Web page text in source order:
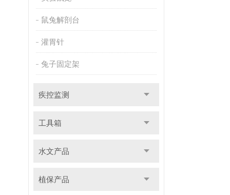
鼠兔解剖台
灌胃针
兔子固定架
疾控监测
工具箱
水文产品
植保产品